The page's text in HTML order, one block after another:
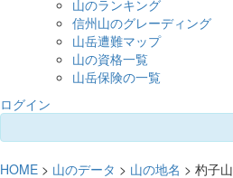
山のランキング
信州山のグレーディング
山岳遭難マップ
山の資格一覧
山岳保険の一覧
ログイン
HOME > 山のデータ > 山の地名 > 杓子山